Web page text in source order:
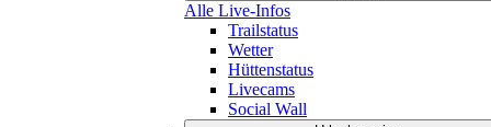
Alle Live-Infos
Trailstatus
Wetter
Hüttenstatus
Livecams
Social Wall